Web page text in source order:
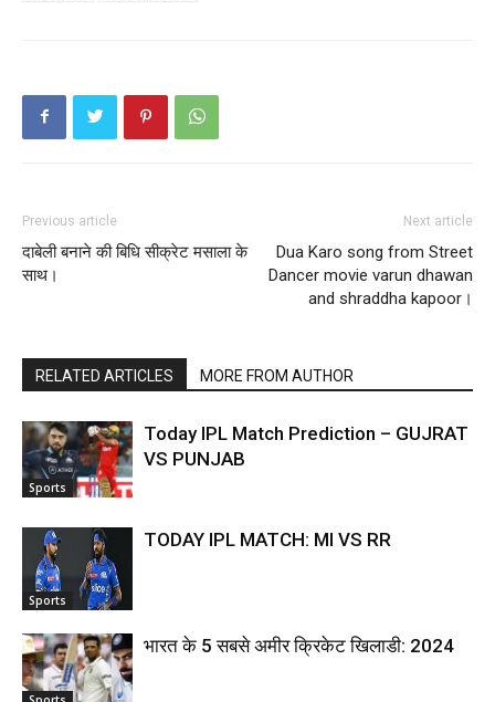
Previous article
दाबेली बनाने की बिधि सीक्रेट मसाला के
साथ।
Next article
Dua Karo song from Street
Dancer movie varun dhawan
and shraddha kapoor।
RELATED ARTICLES MORE FROM AUTHOR
Sports
Today IPL Match Prediction – GUJRAT
VS PUNJAB
Sports
TODAY IPL MATCH: MI VS RR
भारत के 5 सबसे अमीर क्रिकेट खिलाडी: 2024